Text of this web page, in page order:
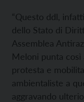
“Questo ddl,
dello Stato di
Assemblea
Meloni punta
protesta e
ambientaliste a
aggravando